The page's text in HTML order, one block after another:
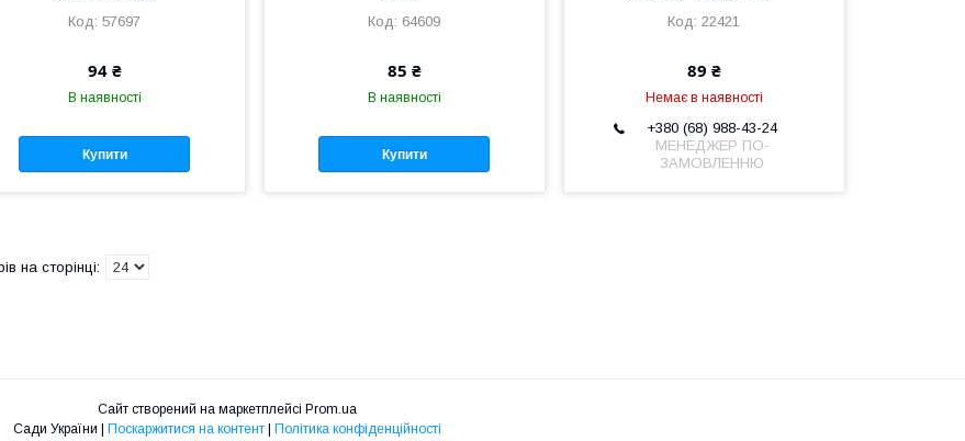
57697
94 ₴
В наявності
Купити
64609
85 ₴
В наявності
Купити
22421
89 ₴
Немає в наявності
+380 (68) 988-43-24
МЕНЕДЖЕР ПО-
ЗАМОВЛЕННЮ
Сайт створений на маркетплейсі Prom.ua
Поскаржитися на контент Політика конфіденційності